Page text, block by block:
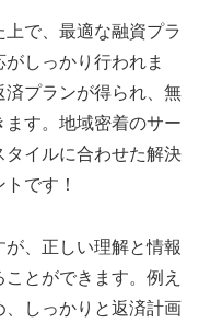
で、最適な融資プラ
しっかり行われま
プランが得られ、無
す。地域密着のサー
タイルに合わせた解決
です！
、正しい理解と情報
とができます。例え
しっかりと返済計画